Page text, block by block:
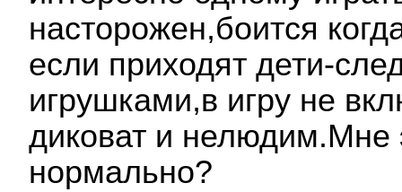
насторожен,боится
если приходят дети-
игрушками,в игру не
диковат и нелюдим.Мне
нормально?